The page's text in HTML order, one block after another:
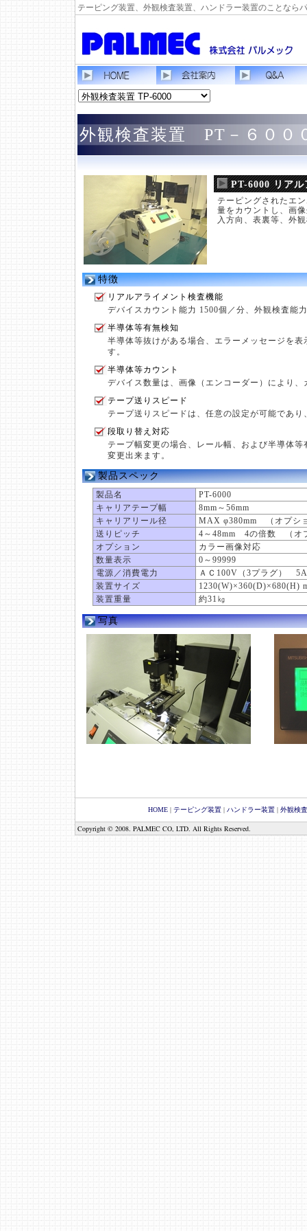
テーピング装置、外観検査装置、ハンドラー装置のことなら
外観検査装置 PT－６００
PT-6000 リア
テーピングされたエ
量をカウントし、画
入方向、表裏等、外
特徴
リアルアライメント検査機能
デバイスカウント能力 1500個／分、外観検査能
半導体等有無検知
半導体等抜けがある場合、エラーメッセージを
す。
半導体等カウント
デバイス数量は、画像（エンコーダー）により、
テープ送りスピード
テープ送りスピードは、任意の設定が可能であ
段取り替え対応
テープ幅変更の場合、レール幅、および半導体
変更出来ます。
製品スペック
製品名
PT-6000
キャリアテープ幅
8mm～56mm
キャリアリール径
MAX φ380mm （オプシ
送りピッチ
4～48mm 4の倍数 （オ
オプション
カラー画像対応
数量表示
0～99999
電源／消費電力
ＡＣ100V（3プラグ）
装置サイズ
1230(W)×360(D)×680(H)
装置重量
約31㎏
写真
HOME|テーピング装置| ハンドラー装置| 外観検
Copyright © 2008. PALMEC CO, LTD. All Rights Reserved.